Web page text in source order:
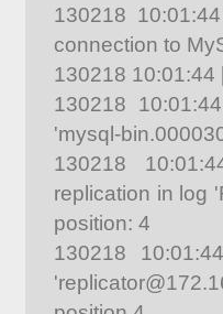
130218
connection to
130218 10:01:44
130218
'mysql-
130218
replication in log
position: 4
130218